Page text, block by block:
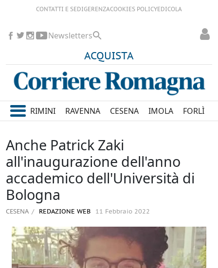
CONTATTI E SEDIGERENZACOOKIES POLICYEDICOLA
ACQUISTA
Newsletters
RIMINI RAVENNA CESENA IMOLA FORLÌ
Anche Patrick Zaki
all'inaugurazione dell'anno
accademico dell'Università di
Bologna
CESENA REDAZIONE WEB 11 Febbraio 2022